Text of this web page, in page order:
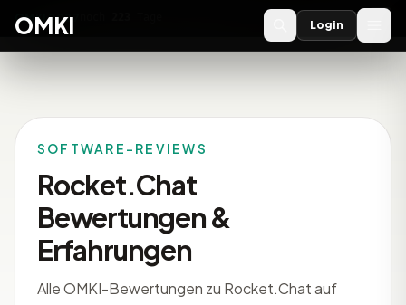
OMKI 2027
OMKI Login
SOFTWARE-REVIEWS
Rocket.Chat
Bewertungen &
Erfahrungen
Alle OMKI-Bewertungen zu Rocket.Chat auf